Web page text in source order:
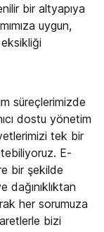
bir altyapıya
uygun,
süreçlerimizde
dostu yönetim
tek bir
E-
bir şekilde
her sorumuza
bizi